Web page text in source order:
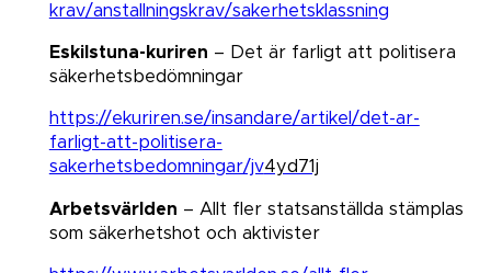
krav/anstallningskrav/sakerhetsklassning
Eskilstuna-kuriren – Det är farligt att politisera
säkerhetsbedömningar​​​​​​​
https://ekuriren.se/insandare/artikel/det-ar-
farligt-att-politisera-
sakerhetsbedomningar/jv4yd71j
Arbetsvärlden – Allt fler statsanställda stämplas
som säkerhetshot och aktivister​​​​​​​